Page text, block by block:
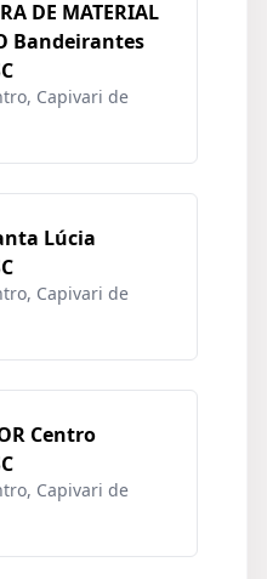
DE MATERIAL
Bandeirantes
Capivari de
Lúcia
Capivari de
Centro
Capivari de